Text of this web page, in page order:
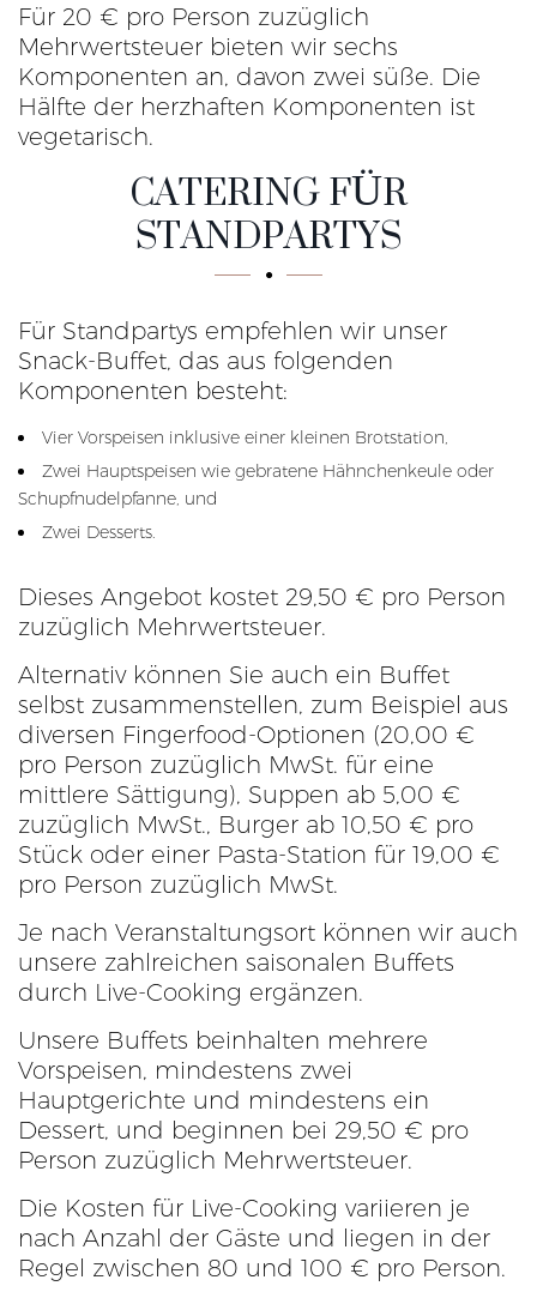
Für 20 € pro Person zuzüglich
Mehrwertsteuer bieten wir sechs
Komponenten an, davon zwei süße. Die
Hälfte der herzhaften Komponenten ist
vegetarisch.
CATERING FÜR
STANDPARTYS
Für Standpartys empfehlen wir unser
Snack-Buffet, das aus folgenden
Komponenten besteht:
Vier Vorspeisen inklusive einer kleinen Brotstation,
Zwei Hauptspeisen wie gebratene Hähnchenkeule oder
Schupfnudelpfanne, und
Zwei Desserts.
Dieses Angebot kostet 29,50 € pro Person
zuzüglich Mehrwertsteuer.
Alternativ können Sie auch ein Buffet
selbst zusammenstellen, zum Beispiel aus
diversen Fingerfood-Optionen (20,00 €
pro Person zuzüglich MwSt. für eine
mittlere Sättigung), Suppen ab 5,00 €
zuzüglich MwSt., Burger ab 10,50 € pro
Stück oder einer Pasta-Station für 19,00 €
pro Person zuzüglich MwSt.
Je nach Veranstaltungsort können wir auch
unsere zahlreichen saisonalen Buffets
durch Live-Cooking ergänzen.
Unsere Buffets beinhalten mehrere
Vorspeisen, mindestens zwei
Hauptgerichte und mindestens ein
Dessert, und beginnen bei 29,50 € pro
Person zuzüglich Mehrwertsteuer.
Die Kosten für Live-Cooking variieren je
nach Anzahl der Gäste und liegen in der
Regel zwischen 80 und 100 € pro Person.